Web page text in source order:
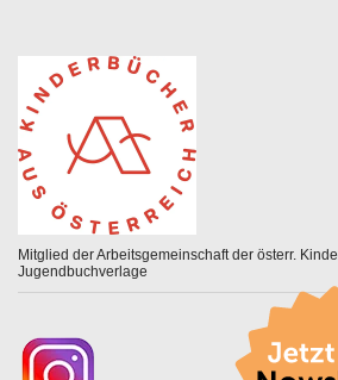
Mitglied der Arbeitsgemeinschaft der österr.
Jugendbuchverlage